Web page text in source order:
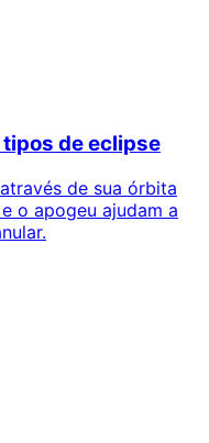
de eclipse
de sua órbita
o apogeu ajudam a